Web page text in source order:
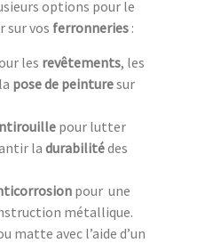
options pour le
sur vos ferronneries :
les revêtements, les
pose de peinturesur
pour lutter
la durabilitédes
pour une
métallique.
matte avec l’aide d’un